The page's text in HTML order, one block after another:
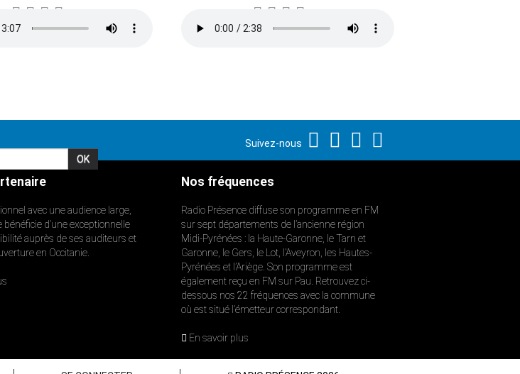
Suivez-nous
avec une audience large,
bénéficie d’une exceptionnelle
auprès de ses auditeurs et
en Occitanie.
Nos fréquences
Radio Présence diffuse son programme en FM
sur sept départements de l’ancienne région
Midi-Pyrénées : la Haute-Garonne, le Tarn et
Garonne, le Gers, le Lot, l’Aveyron, les Hautes-
Pyrénées et l’Ariège. Son programme est
également reçu en FM sur Pau. Retrouvez ci-
dessous nos 22 fréquences avec la commune
où est situé l’émetteur correspondant.
En savoir plus